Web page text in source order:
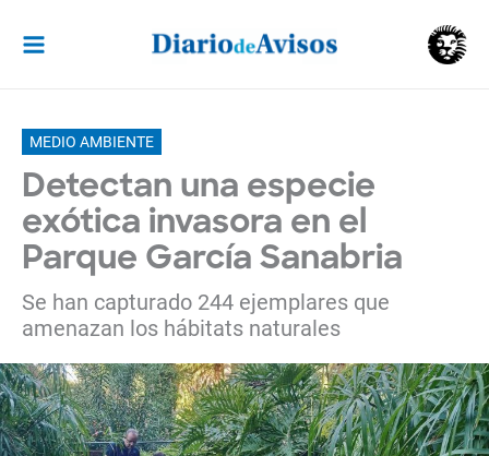
contenido
MEDIO AMBIENTE
Detectan una especie
exótica invasora en el
Parque García Sanabria
Se han capturado 244 ejemplares que
amenazan los hábitats naturales